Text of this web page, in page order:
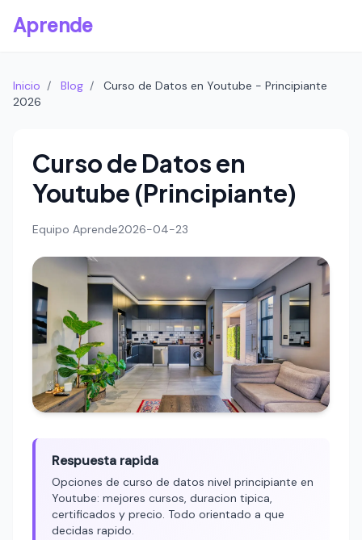
Aprende
Inicio / Blog /
Curso de Datos en Youtube - Principiante
2026
Curso de Datos en
Youtube (Principiante)
Equipo Aprende2026-04-23
Respuesta rapida
Opciones de curso de datos nivel principiante en
Youtube: mejores cursos, duracion tipica,
certificados y precio. Todo orientado a que
decidas rapido.